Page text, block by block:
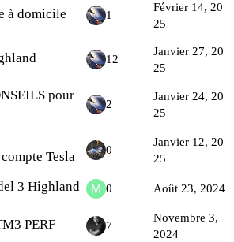
à domicile 1
Février 14, 20
25
12
Janvier 27, 20
25
pour
2
Janvier 24, 20
25
Tesla
0
Janvier 12, 20
25
3 Highland 0 Août 23, 2024
PERF 7
Novembre 3,
2024